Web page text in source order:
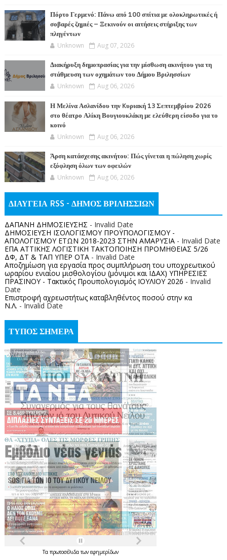
Πόρτο Γερμενό: Πάνω από 100 σπίτια με ολοκληρωτικές ή
σοβαρές ζημιές – Ξεκινούν οι αιτήσεις στήριξης των
πληγέντων
Unknown Aug 07, 2026
Διακήρυξη δημοπρασίας για την μίσθωση ακινήτου για τη
στάθμευση των οχημάτων του Δήμου Βριλησσίων
Unknown Aug 06, 2026
Η Μελίνα Ασλανίδου την Kυριακή 13 Σεπτεμβρίου 2026
στο θέατρο Αλίκη Βουγιουκλάκη με ελεύθερη είσοδο για το
κοινό
Unknown Aug 06, 2026
Άρση κατάσχεσης ακινήτου: Πώς γίνεται η πώληση χωρίς
εξόφληση όλων των οφειλών
Unknown Aug 06, 2026
ΔΙΑΥΓΕΙΑ RSS - ΔΗΜΟΣ ΒΡΙΛΗΣΣΙΩΝ
ΔΑΠΑΝΗ ΔΗΜΟΣΙΕΥΣΗΣ - Invalid Date
ΔΗΜΟΣΙΕΥΣΗ ΙΣΟΛΟΓΙΣΜΟΥ ΠΡΟΫΠΟΛΟΓΙΣΜΟΥ -
ΑΠΟΛΟΓΙΣΜΟΥ ΕΤΩΝ 2018-2023 ΣΤΗΝ ΑΜΑΡΥΣΙΑ- Invalid Date
ΕΠΑ ΑΤΤΙΚΗΣ ΛΟΓΙΣΤΙΚΗ ΤΑΚΤΟΠΟΙΗΣΗ ΠΡΟΜΗΘΕΙΑΣ 5/26
ΔΦ, ΔΤ & ΤΑΠ ΥΠΕΡ ΟΤΑ- Invalid Date
Αποζημίωση για εργασία προς συμπλήρωση του υποχρεωτικού
ωραρίου ενιαίου μισθολογίου (μόνιμοι και ΙΔΑΧ) ΥΠΗΡΕΣΙΕΣ
ΠΡΑΣΙΝΟΥ - Τακτικός Προυπολογισμός ΙΟΥΛΙΟΥ 2026 - Invalid
Date
Επιστροφή αχρεωστήτως καταβληθέντος ποσoύ στην κα
Ν.Λ. - Invalid Date
ΤΥΠΟΣ ΣΗΜΕΡΑ
Τα πρωτοσέλιδατων εφημερίδων